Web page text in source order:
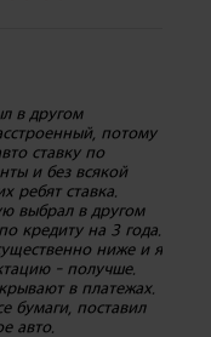
в другом
потому
ставку по
и без всякой
ребят ставка.
выбрал в другом
кредиту на 3 года.
ниже и я
- получше.
в платежах.
бумаги, поставил
авто.